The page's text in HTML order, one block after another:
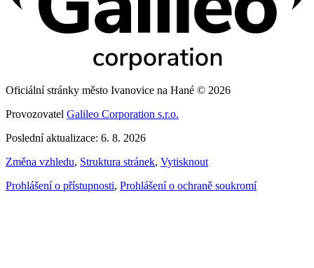
Oficiální stránky město Ivanovice na Hané © 2026
Provozovatel Galileo Corporation s.r.o.
Poslední aktualizace: 6. 8. 2026
Změna vzhledu, Struktura stránek, Vytisknout
Prohlášení o přístupnosti, Prohlášení o ochraně soukromí